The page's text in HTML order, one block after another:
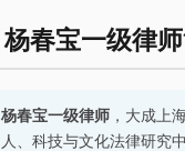
杨春宝一级律
杨春宝一级律师，大成上
人、科技与文化法律研究